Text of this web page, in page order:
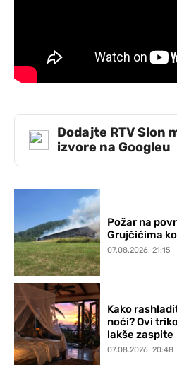
Dodajte RTV Slon
izvore na Googleu
Požar na
Grujčićima
07.08.2026. 21:15
Kako
noći? Ovi
lakše zaspite
07.08.2026. 20:48